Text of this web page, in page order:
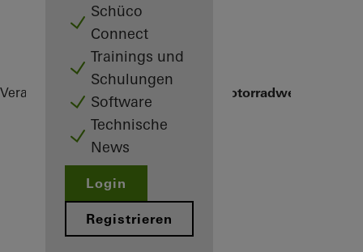
Schüco
Connect
Trainings und
Schulungen
Software
Technische
News
Login
Registrieren
Verarbeiter Referenzen 1. BA BMW Motorradwerk Berlin